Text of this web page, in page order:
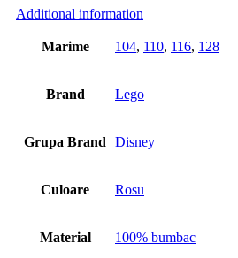
Additional information
Marime 104, 110, 116, 128
Brand Lego
Grupa Brand Disney
Culoare Rosu
Material 100% bumbac